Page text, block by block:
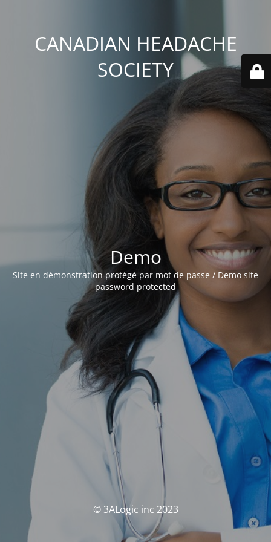
CANADIAN HEADACHE
SOCIETY
Demo
Site en démonstration protégé par mot de passe / Demo site
password protected
© 3ALogic inc 2023